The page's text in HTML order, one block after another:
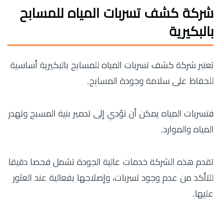
شركة كشف تسربات المياه للمسابح
بالبكيرية
تعتبر شركة كشف تسربات المياه للمسابح بالبكيرية أساسية
للحفاظ على سلامة وجودة المسابح.
فتسربات المياه يمكن أن تؤدي إلى تدمير بنية المسبح وتهدر
المياه والموارد.
تقدم هذه الشركة خدمات عالية الجودة تشمل فحصا دقيقا
للتأكد من عدم وجود تسربات، وإصلاحها بفعالية عند العثور
عليها.